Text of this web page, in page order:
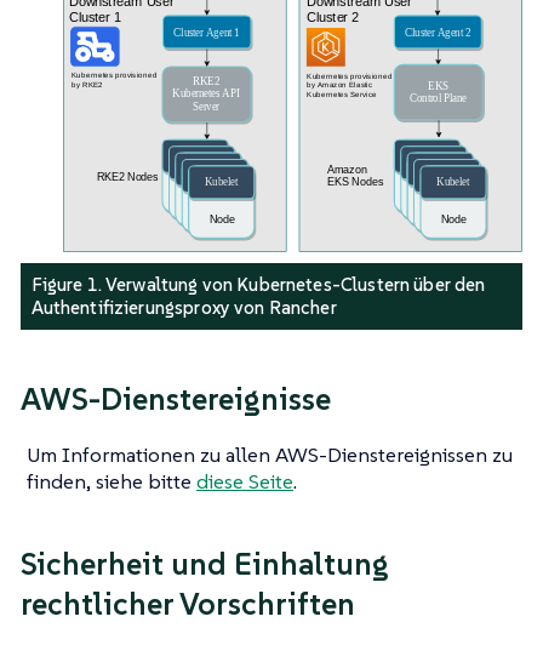
Figure 1. Verwaltung von Kubernetes-Clustern über den
Authentifizierungsproxy von Rancher
AWS-Dienstereignisse
Um Informationen zu allen AWS-Dienstereignissen zu
finden, siehe bitte diese Seite.
Sicherheit und Einhaltung
rechtlicher Vorschriften